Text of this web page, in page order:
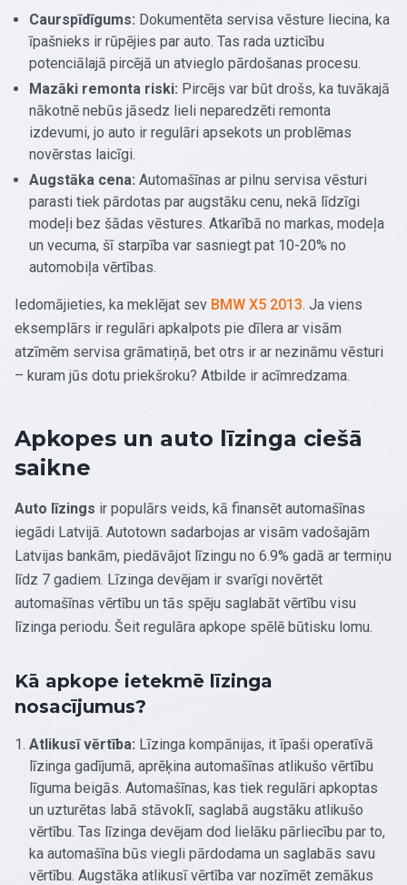
Caurspīdīgums: Dokumentēta servisa vēsture liecina, ka
īpašnieks ir rūpējies par auto. Tas rada uzticību
potenciālajā pircējā un atvieglo pārdošanas procesu.
Mazāki remonta riski: Pircējs var būt drošs, ka tuvākajā
nākotnē nebūs jāsedz lieli neparedzēti remonta
izdevumi, jo auto ir regulāri apsekots un problēmas
novērstas laicīgi.
Augstāka cena: Automašīnas ar pilnu servisa vēsturi
parasti tiek pārdotas par augstāku cenu, nekā līdzīgi
modeļi bez šādas vēstures. Atkarībā no markas, modeļa
un vecuma, šī starpība var sasniegt pat 10-20% no
automobiļa vērtības.
Iedomājieties, ka meklējat sev BMW X5 2013. Ja viens
eksemplārs ir regulāri apkalpots pie dīlera ar visām
atzīmēm servisa grāmatiņā, bet otrs ir ar nezināmu vēsturi
– kuram jūs dotu priekšroku? Atbilde ir acīmredzama.
Apkopes un auto līzinga ciešā
saikne
Auto līzings ir populārs veids, kā finansēt automašīnas
iegādi Latvijā. Autotown sadarbojas ar visām vadošajām
Latvijas bankām, piedāvājot līzingu no 6.9% gadā ar termiņu
līdz 7 gadiem. Līzinga devējam ir svarīgi novērtēt
automašīnas vērtību un tās spēju saglabāt vērtību visu
līzinga periodu. Šeit regulāra apkope spēlē būtisku lomu.
Kā apkope ietekmē līzinga
nosacījumus?
Atlikusī vērtība: Līzinga kompānijas, it īpaši operatīvā
līzinga gadījumā, aprēķina automašīnas atlikušo vērtību
līguma beigās. Automašīnas, kas tiek regulāri apkoptas
un uzturētas labā stāvoklī, saglabā augstāku atlikušo
vērtību. Tas līzinga devējam dod lielāku pārliecību par to,
ka automašīna būs viegli pārdodama un saglabās savu
vērtību. Augstāka atlikusī vērtība var nozīmēt zemākus